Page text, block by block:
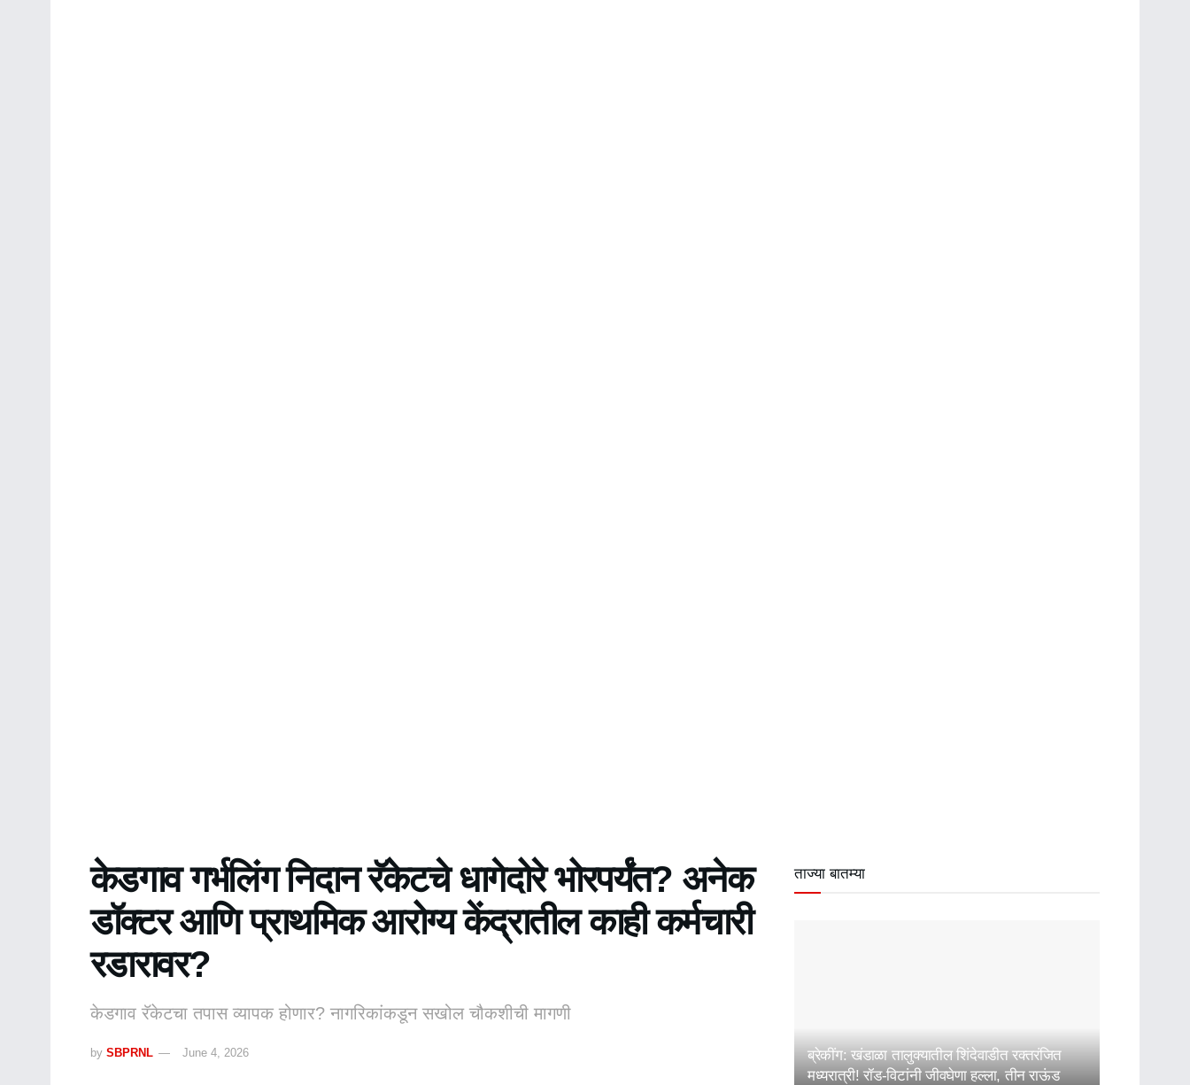
केडगाव गर्भलिंग निदान रॅकेटचे धागेदोरे भोरपर्यंत? अनेक
डॉक्टर आणि प्राथमिक आरोग्य केंद्रातील काही कर्मचारी
रडारावर?
केडगाव रॅकेटचा तपास व्यापक होणार? नागरिकांकडून सखोल चौकशीची मागणी
by SBPRNL June 4, 2026
ताज्या बातम्या
ब्रेकींग: खंडाळा तालुक्यातील शिंदेवाडीत रक्तरंजित
मध्यरात्री! रॉड-विटांनी जीवघेणा हल्ला, तीन राऊंड